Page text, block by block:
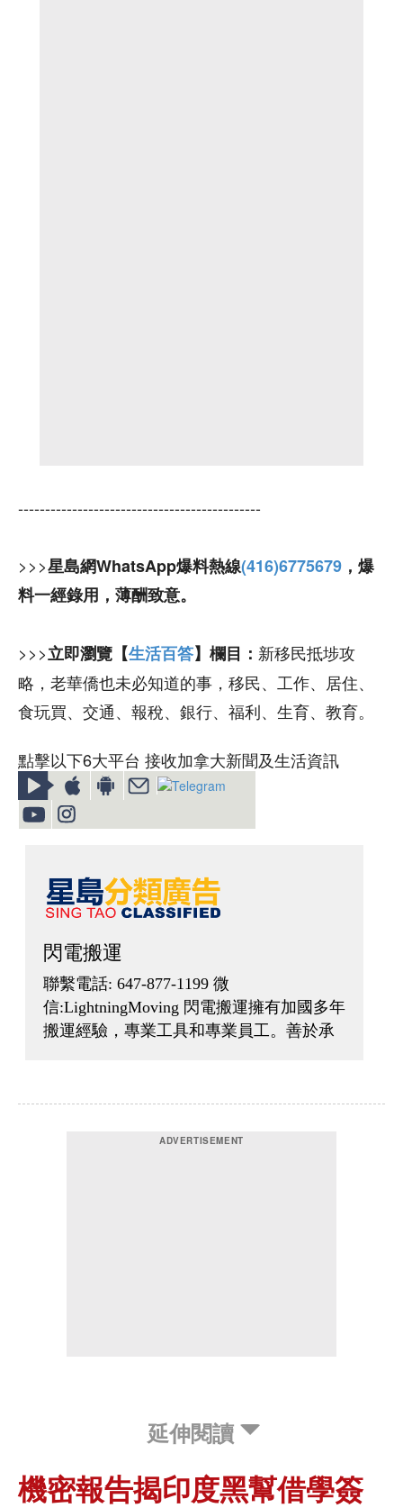
---------------------------------------------
>>>星島網WhatsApp爆料熱線(416)6775679 ，爆
料一經錄用，薄酬致意。
>>>立即瀏覽【生活百答】欄目： 新移民抵埗攻
略，老華僑也未必知道的事，移民、工作、居住、
食玩買、交通、報稅、銀行、福利、生育、教育。
點擊以下6大平台 接收加拿大新聞及生活資訊
延伸閱讀
機密報告揭印度黑幫借學簽